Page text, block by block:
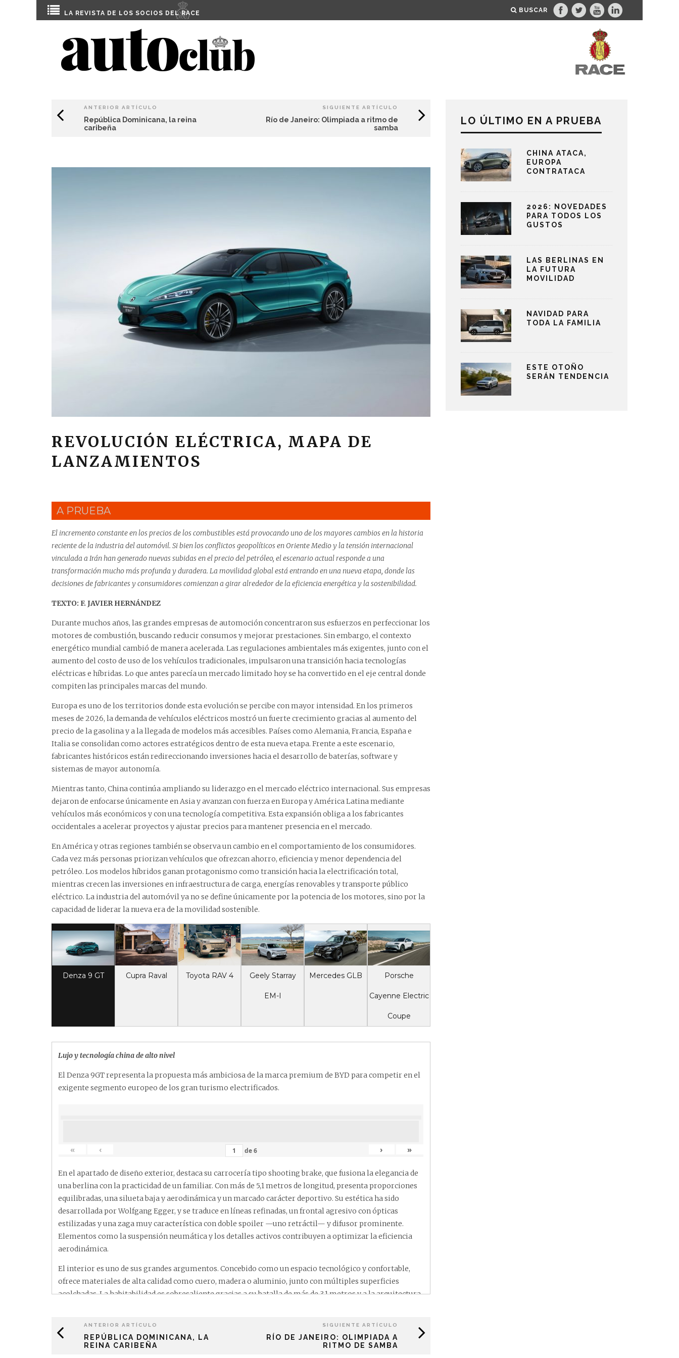
LA REVISTA DE LOS SOCIOS DEL RACE BUSCAR
ANTERIOR ARTÍCULO
República Dominicana, la reina
caribeña
SIGUIENTE ARTÍCULO
Río de Janeiro: Olimpiada a ritmo de
samba
REVOLUCIÓN ELÉCTRICA, MAPA DE
LANZAMIENTOS
A PRUEBA
El incremento constante en los precios de los combustibles está provocando uno de los mayores cambios en la historia
reciente de la industria del automóvil. Si bien los conflictos geopolíticos en Oriente Medio y la tensión internacional
vinculada a Irán han generado nuevas subidas en el precio del petróleo, el escenario actual responde a una
transformación mucho más profunda y duradera. La movilidad global está entrando en una nueva etapa, donde las
decisiones de fabricantes y consumidores comienzan a girar alrededor de la eficiencia energética y la sostenibilidad.
TEXTO: F. JAVIER HERNÁNDEZ
Durante muchos años, las grandes empresas de automoción concentraron sus esfuerzos en perfeccionar los
motores de combustión, buscando reducir consumos y mejorar prestaciones. Sin embargo, el contexto
energético mundial cambió de manera acelerada. Las regulaciones ambientales más exigentes, junto con el
aumento del costo de uso de los vehículos tradicionales, impulsaron una transición hacia tecnologías
eléctricas e híbridas. Lo que antes parecía un mercado limitado hoy se ha convertido en el eje central donde
compiten las principales marcas del mundo.
Europa es uno de los territorios donde esta evolución se percibe con mayor intensidad. En los primeros
meses de 2026, la demanda de vehículos eléctricos mostró un fuerte crecimiento gracias al aumento del
precio de la gasolina y a la llegada de modelos más accesibles. Países como Alemania, Francia, España e
Italia se consolidan como actores estratégicos dentro de esta nueva etapa. Frente a este escenario,
fabricantes históricos están redireccionando inversiones hacia el desarrollo de baterías, software y
sistemas de mayor autonomía.
Mientras tanto, China continúa ampliando su liderazgo en el mercado eléctrico internacional. Sus empresas
dejaron de enfocarse únicamente en Asia y avanzan con fuerza en Europa y América Latina mediante
vehículos más económicos y con una tecnología competitiva. Esta expansión obliga a los fabricantes
occidentales a acelerar proyectos y ajustar precios para mantener presencia en el mercado.
En América y otras regiones también se observa un cambio en el comportamiento de los consumidores.
Cada vez más personas priorizan vehículos que ofrezcan ahorro, eficiencia y menor dependencia del
petróleo. Los modelos híbridos ganan protagonismo como transición hacia la electrificación total,
mientras crecen las inversiones en infraestructura de carga, energías renovables y transporte público
eléctrico. La industria del automóvil ya no se define únicamente por la potencia de los motores, sino por la
capacidad de liderar la nueva era de la movilidad sostenible.
Denza 9 GT Cupra Raval Toyota RAV 4 Geely Starray
EM-I
Mercedes GLB Porsche
Cayenne Electric
Coupe
Lujo y tecnología china de alto nivel
El Denza 9GT representa la propuesta más ambiciosa de la marca premium de BYD para competir en el
exigente segmento europeo de los gran turismo electrificados.
« ‹ de6 › »
En el apartado de diseño exterior, destaca su carrocería tipo shooting brake, que fusiona la elegancia de
una berlina con la practicidad de un familiar. Con más de 5,1 metros de longitud, presenta proporciones
equilibradas, una silueta baja y aerodinámica y un marcado carácter deportivo. Su estética ha sido
desarrollada por Wolfgang Egger, y se traduce en líneas refinadas, un frontal agresivo con ópticas
estilizadas y una zaga muy característica con doble spoiler —uno retráctil— y difusor prominente.
Elementos como la suspensión neumática y los detalles activos contribuyen a optimizar la eficiencia
aerodinámica.
El interior es uno de sus grandes argumentos. Concebido como un espacio tecnológico y confortable,
ofrece materiales de alta calidad como cuero, madera o aluminio, junto con múltiples superficies
acolchadas. La habitabilidad es sobresaliente gracias a su batalla de más de 3,1 metros y a la arquitectura
detalles exclusivos como una pequeña nevera. El maletero tiene una capacidad de hasta 1.680 litros, y
además cuenta con otro compartimento delantero en la versión eléctrica.
ANTERIOR ARTÍCULO
REPÚBLICA DOMINICANA, LA
REINA CARIBEÑA
SIGUIENTE ARTÍCULO
RÍO DE JANEIRO: OLIMPIADA A
RITMO DE SAMBA
LO ÚLTIMO EN A PRUEBA
CHINA ATACA,
EUROPA
CONTRATACA
2026: NOVEDADES
PARA TODOS LOS
GUSTOS
LAS BERLINAS EN
LA FUTURA
MOVILIDAD
NAVIDAD PARA
TODA LA FAMILIA
ESTE OTOÑO
SERÁN TENDENCIA